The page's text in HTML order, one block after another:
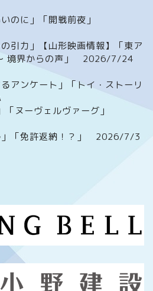
いのに」「開戦前夜」
引力」【山形映画情報】「東ア
境界からの声」 2026/7/24
アンケート」「トイ・ストーリ
「ヌーヴェルヴァーグ」
」「免許返納！？」 2026/7/3
番組について
メッセージフォーム
イベント情報